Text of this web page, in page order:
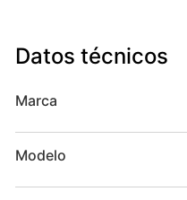
Datos técnicos
Marca
Modelo